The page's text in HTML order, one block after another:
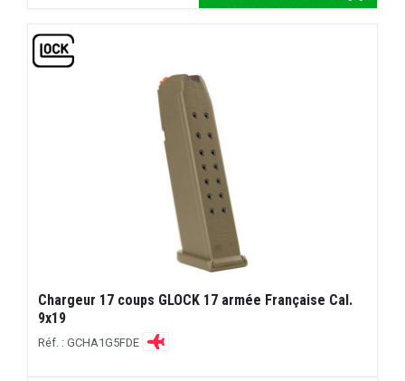
Chargeur 17 coups GLOCK 17 armée Française Cal.
9x19
Réf. : GCHA1G5FDE